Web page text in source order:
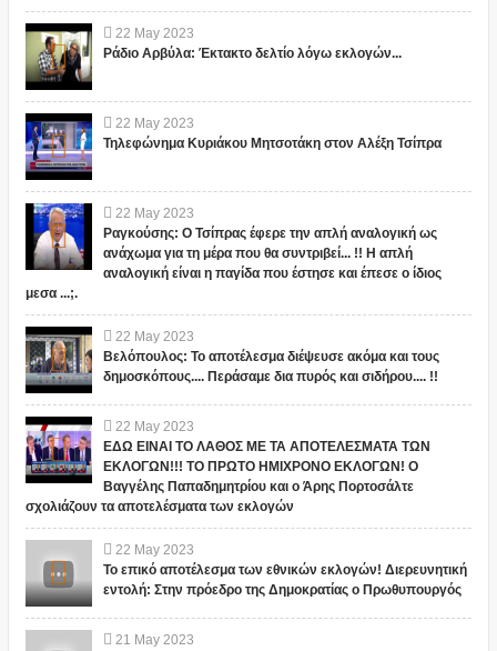
22 May 2023
Ράδιο Αρβύλα: Έκτακτο δελτίο λόγω εκλογών...
22 May 2023
Τηλεφώνημα Κυριάκου Μητσοτάκη στον Αλέξη Τσίπρα
22 May 2023
Ραγκούσης: Ο Τσίπρας έφερε την απλή αναλογική ως
ανάχωμα για τη μέρα που θα συντριβεί... !! Η απλή
αναλογική είναι η παγίδα που έστησε και έπεσε ο ίδιος
μεσα ...;.
22 May 2023
Βελόπουλος: Το αποτέλεσμα διέψευσε ακόμα και τους
δημοσκόπους.... Περάσαμε δια πυρός και σιδήρου.... !!
22 May 2023
ΕΔΩ ΕΙΝΑΙ ΤΟ ΛΑΘΟΣ ΜΕ ΤΑ ΑΠΟΤΕΛΕΣΜΑΤΑ ΤΩΝ
ΕΚΛΟΓΩΝ!!! ΤΟ ΠΡΩΤΟ ΗΜΙΧΡΟΝΟ ΕΚΛΟΓΩΝ! Ο
Βαγγέλης Παπαδημητρίου και ο Άρης Πορτοσάλτε
σχολιάζουν τα αποτελέσματα των εκλογών
22 May 2023
Το επικό αποτέλεσμα των εθνικών εκλογών! Διερευνητική
εντολή: Στην πρόεδρο της Δημοκρατίας ο Πρωθυπουργός
21 May 2023